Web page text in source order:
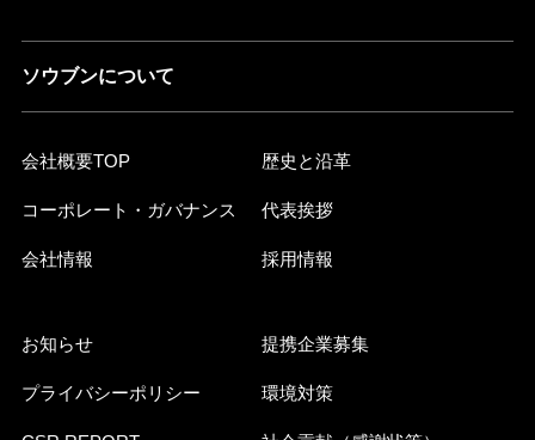
ソウブンについて
会社概要TOP 歴史と沿革
コーポレート・ガバナンス 代表挨拶
会社情報 採用情報
お知らせ 提携企業募集
プライバシーポリシー 環境対策